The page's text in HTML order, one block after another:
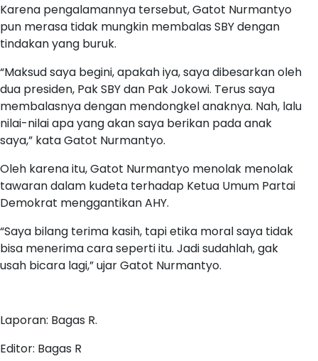
Karena pengalamannya tersebut, Gatot Nurmantyo
pun merasa tidak mungkin membalas SBY dengan
tindakan yang buruk.
“Maksud saya begini, apakah iya, saya dibesarkan oleh
dua presiden, Pak SBY dan Pak Jokowi. Terus saya
membalasnya dengan mendongkel anaknya. Nah, lalu
nilai-nilai apa yang akan saya berikan pada anak
saya,” kata Gatot Nurmantyo.
Oleh karena itu, Gatot Nurmantyo menolak menolak
tawaran dalam kudeta terhadap Ketua Umum Partai
Demokrat menggantikan AHY.
“Saya bilang terima kasih, tapi etika moral saya tidak
bisa menerima cara seperti itu. Jadi sudahlah, gak
usah bicara lagi,” ujar Gatot Nurmantyo.
Laporan: Bagas R.
Editor: Bagas R